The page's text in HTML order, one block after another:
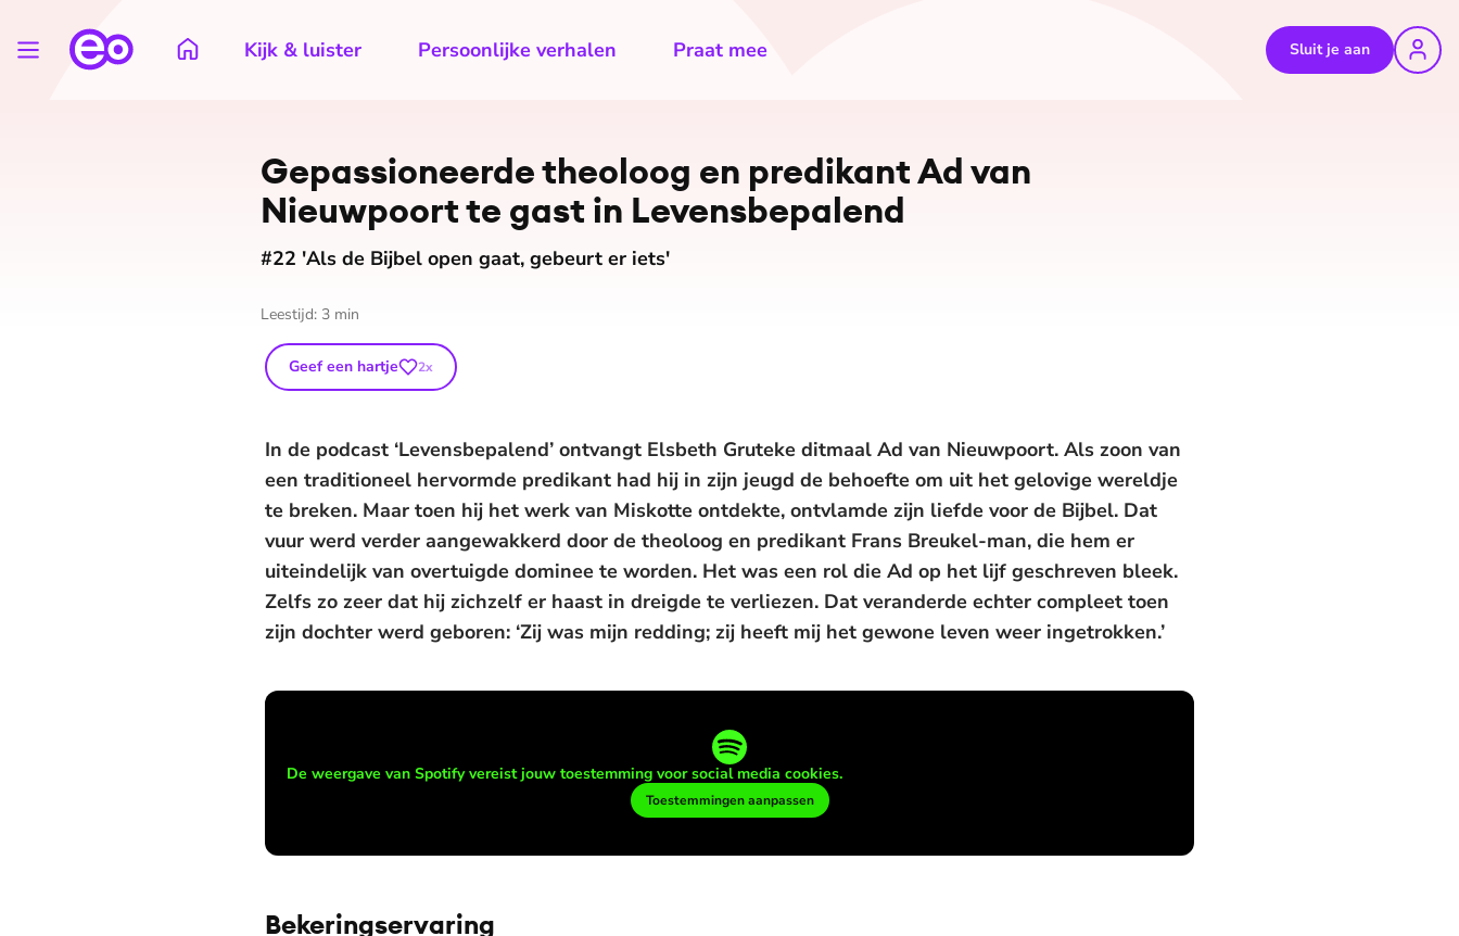
Kijk & luister Persoonlijke verhalen Praat mee Sluit je aan
Ge­pas­si­o­neer­de theoloog en predikant Ad van
Nieuwpoort te gast in Le­vens­be­pa­lend
#22 'Als de Bijbel open gaat, gebeurt er iets'
Leestijd: 3 min
Geef een hartje 2x
In de podcast ‘Levensbepalend’ ontvangt Elsbeth Gruteke ditmaal Ad van Nieuwpoort. Als zoon van
een traditioneel hervormde predikant had hij in zijn jeugd de behoefte om uit het gelovige wereldje
te breken. Maar toen hij het werk van Miskotte ontdekte, ontvlamde zijn liefde voor de Bijbel. Dat
vuur werd verder aangewakkerd door de theoloog en predikant Frans Breukel-man, die hem er
uiteindelijk van overtuigde dominee te worden. Het was een rol die Ad op het lijf geschreven bleek.
Zelfs zo zeer dat hij zichzelf er haast in dreigde te verliezen. Dat veranderde echter compleet toen
zijn dochter werd geboren: ‘Zij was mijn redding; zij heeft mij het gewone leven weer ingetrokken.’
De weergave van Spotify vereist jouw toestemming voor social media cookies.
Toestemmingen aanpassen
Bekeringservaring